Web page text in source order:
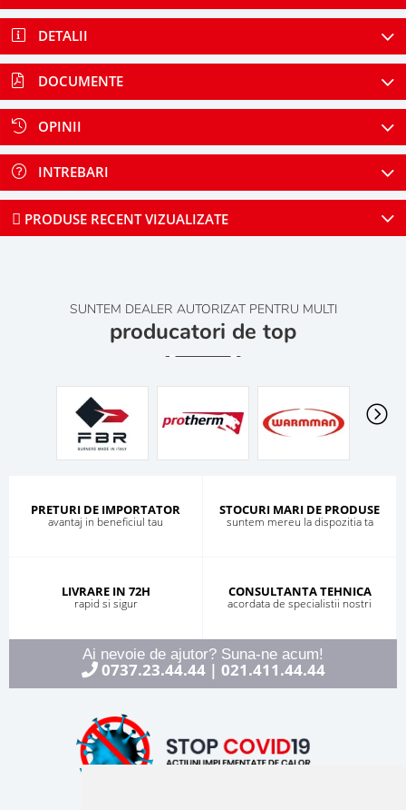
DETALII
DOCUMENTE
OPINII
INTREBARI
PRODUSE RECENT VIZUALIZATE
SUNTEM DEALER AUTORIZAT PENTRU MULTI
producatori de top
PRETURI DE IMPORTATOR
avantaj in beneficiul tau
STOCURI MARI DE PRODUSE
suntem mereu la dispozitia ta
LIVRARE IN 72H
rapid si sigur
CONSULTANTA TEHNICA
acordata de specialistii nostri
Ai nevoie de ajutor? Suna-ne acum!
0737.23.44.44| 021.411.44.44